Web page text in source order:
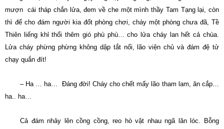
mượn cái tháp chắn lửa, đem về che một mình thầy Tam Tạng lại, còn
thì để cho đám người kia đốt phòng chơi, cháy một phòng chưa đã, Tề
Thiên liếng khỉ thổi thêm gió phù phù… cho lửa cháy lan hết cả chùa.
Lửa cháy phừng phừng không dập tắt nổi, lão viện chủ và đám đệ tử
chạy quắn đít!
– Ha … ha… Ðáng đời! Cháy cho chết mấy lão tham lam, ăn cắp…
ha.. ha…
Cả đám nhảy lên cồng cồng, reo hò vật nhau ngã lăn lóc. Bỗng